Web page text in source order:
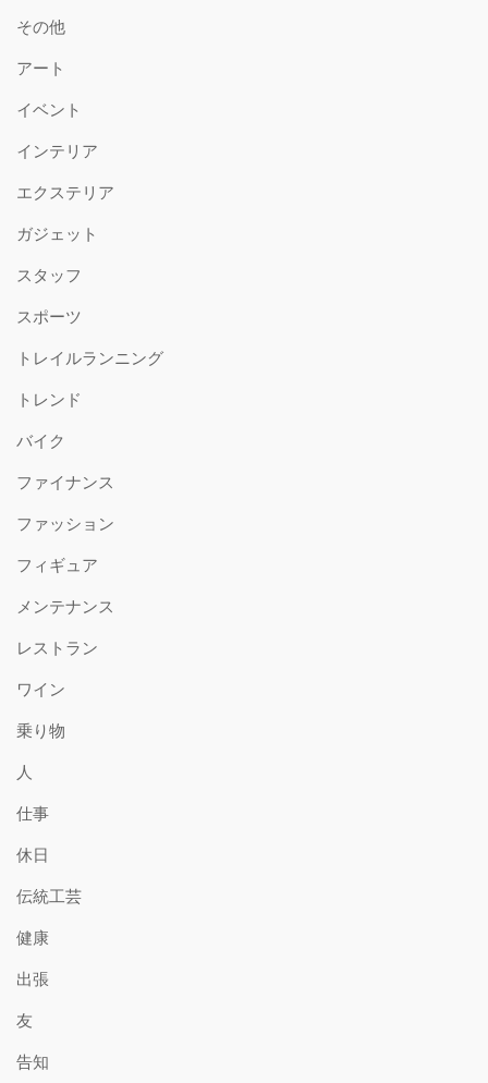
その他
アート
イベント
インテリア
エクステリア
ガジェット
スタッフ
スポーツ
トレイルランニング
トレンド
バイク
ファイナンス
ファッション
フィギュア
メンテナンス
レストラン
ワイン
乗り物
人
仕事
休日
伝統工芸
健康
出張
友
告知